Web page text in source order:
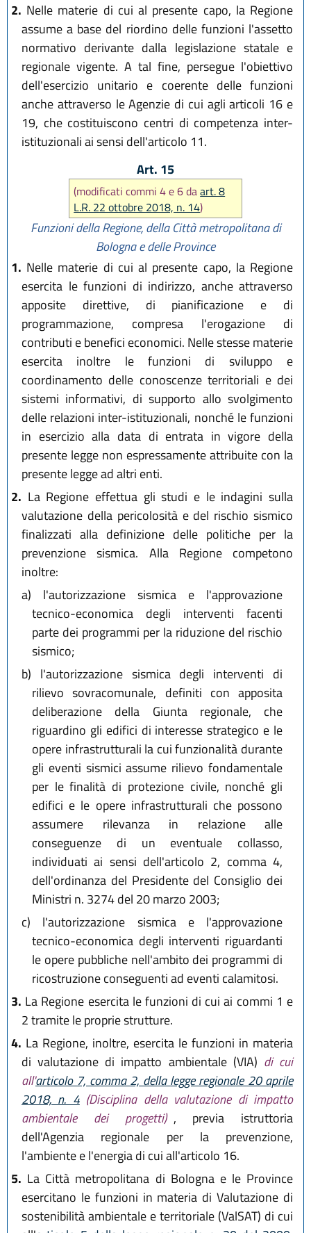
2. Nelle materie di cui al presente capo, la Regione
assume a base del riordino delle funzioni l'assetto
normativo derivante dalla legislazione statale e
regionale vigente. A tal fine, persegue l'obiettivo
dell'esercizio unitario e coerente delle funzioni
anche attraverso le Agenzie di cui agli articoli 16 e
19, che costituiscono centri di competenza inter-
istituzionali ai sensi dell'articolo 11.
Art. 15
(modificati commi 4 e 6 daart. 8
L.R. 22 ottobre 2018, n. 14)
Funzioni della Regione, della Città metropolitana di
Bologna e delle Province
1. Nelle materie di cui al presente capo, la Regione
esercita le funzioni di indirizzo, anche attraverso
apposite direttive, di pianificazione e di
programmazione, compresa l'erogazione di
contributi e benefici economici. Nelle stesse materie
esercita inoltre le funzioni di sviluppo e
coordinamento delle conoscenze territoriali e dei
sistemi informativi, di supporto allo svolgimento
delle relazioni inter-istituzionali, nonché le funzioni
in esercizio alla data di entrata in vigore della
presente legge non espressamente attribuite con la
presente legge ad altri enti.
2. La Regione effettua gli studi e le indagini sulla
valutazione della pericolosità e del rischio sismico
finalizzati alla definizione delle politiche per la
prevenzione sismica. Alla Regione competono
inoltre:
a) l'autorizzazione sismica e l'approvazione
tecnico-economica degli interventi facenti
parte dei programmi per la riduzione del rischio
sismico;
b) l'autorizzazione sismica degli interventi di
rilievo sovracomunale, definiti con apposita
deliberazione della Giunta regionale, che
riguardino gli edifici di interesse strategico e le
opere infrastrutturali la cui funzionalità durante
gli eventi sismici assume rilievo fondamentale
per le finalità di protezione civile, nonché gli
edifici e le opere infrastrutturali che possono
assumere rilevanza in relazione alle
conseguenze di un eventuale collasso,
individuati ai sensi dell'articolo 2, comma 4,
dell'ordinanza del Presidente del Consiglio dei
Ministri n. 3274 del 20 marzo 2003;
c) l'autorizzazione sismica e l'approvazione
tecnico-economica degli interventi riguardanti
le opere pubbliche nell'ambito dei programmi di
ricostruzione conseguenti ad eventi calamitosi.
3. La Regione esercita le funzioni di cui ai commi 1 e
2 tramite le proprie strutture.
4. La Regione, inoltre, esercita le funzioni in materia
di valutazione di impatto ambientale (VIA) di cui
all'articolo 7, comma 2, della legge regionale 20 aprile
2018, n. 4(Disciplina della valutazione di impatto
ambientale dei progetti) , previa istruttoria
dell'Agenzia regionale per la prevenzione,
l'ambiente e l'energia di cui all'articolo 16.
5. La Città metropolitana di Bologna e le Province
esercitano le funzioni in materia di Valutazione di
sostenibilità ambientale e territoriale (ValSAT) di cui